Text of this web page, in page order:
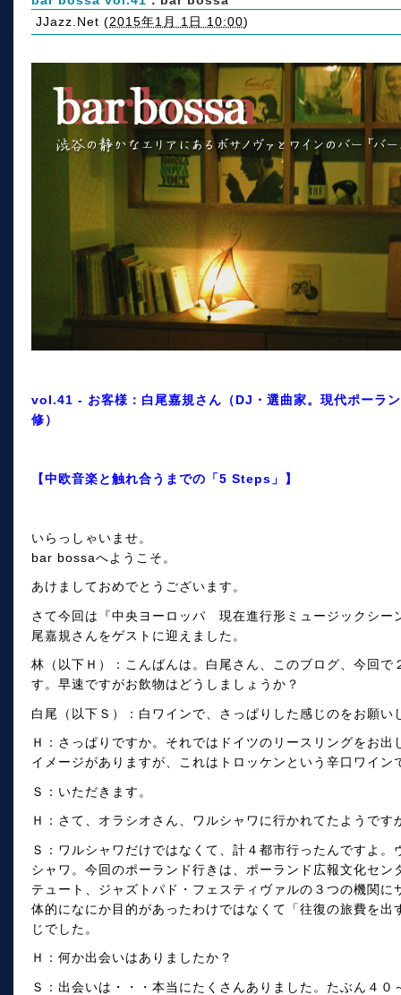
JJazz.Net (2015年1月 1日 10:00)
vol.41 - お客様：白尾嘉規さん（DJ・選曲家。現代ポーラ
修）
【中欧音楽と触れ合うまでの「5 Steps」】
いらっしゃいませ。
bar bossaへようこそ。
あけましておめでとうございます。
さて今回は『中央ヨーロッパ 現在進行形ミュージックシー
尾嘉規さんをゲストに迎えました。
林（以下Ｈ）：こんばんは。白尾さん、このブログ、今回
す。早速ですがお飲物はどうしましょうか？
白尾（以下Ｓ）：白ワインで、さっぱりした感じのをお願
Ｈ：さっぱりですか。それではドイツのリースリングをお
イメージがありますが、これはトロッケンという辛口ワイン
Ｓ：いただきます。
Ｈ：さて、オラシオさん、ワルシャワに行かれてたようです
Ｓ：ワルシャワだけではなくて、計４都市行ったんですよ
シャワ。今回のポーランド行きは、ポーランド広報文化セ
テュート、ジャズトパド・フェスティヴァルの３つの機関
体的になにか目的があったわけではなくて「往復の旅費を
じでした。
Ｈ：何か出会いはありましたか？
Ｓ：出会いは・・・本当にたくさんありました。たぶん４